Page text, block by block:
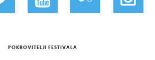
POKROVITELJI FESTIVALA